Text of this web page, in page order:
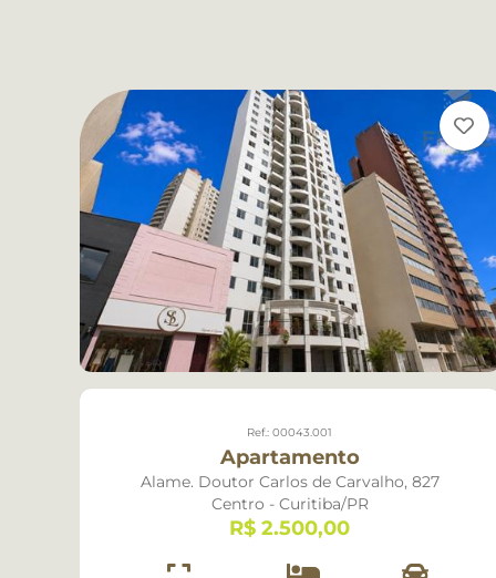
Ref.: 00043.001
Apartamento
Alame. Doutor Carlos de Carvalho, 827
Centro - Curitiba/PR
R$ 2.500,00